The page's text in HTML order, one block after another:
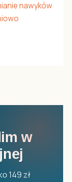
nawyków
w
149 zł